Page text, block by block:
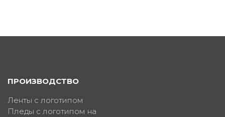
ПРОИЗВОДСТВО
Ленты с логотипом
Пледы с логотипом на